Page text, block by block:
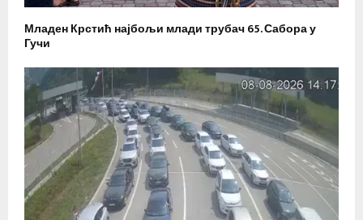
Младен Крстић најбољи млади трубач 65. Сабора у
Гучи